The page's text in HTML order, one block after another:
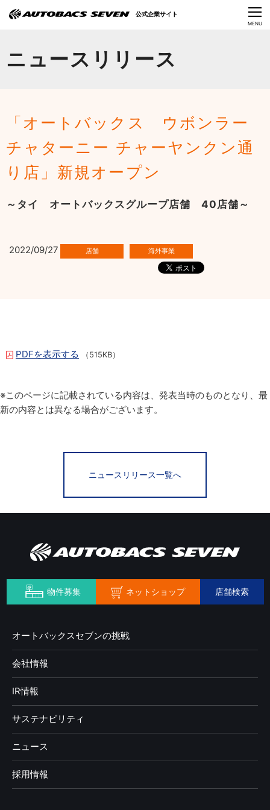
CLOSE
MENU
ニュースリリース
「オートバックス ウボンラー
チャターニー チャーヤンクン通
り店」新規オープン
～タイ オートバックスグループ店舗 40店舗～
2022/09/27
PDFを表示する （515KB）
公式企業サイト
サステナビリティ
Language
※このページに記載されている内容は、発表当時のものとなり、最
新の内容とは異なる場合がございます。
ニュースリリース一覧へ
物件募集 ネットショップ 店舗検索
オートバックスセブンの挑戦
会社情報
IR情報
サステナビリティ
ニュース
採用情報